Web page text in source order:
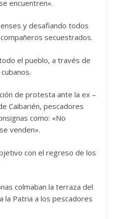
encuentren».
y desafiando todos
secuestrados.
el pueblo, a través de
de protesta ante la ex –
Caibarién, pescadores
como: «No
venden».
con el regreso de los
colmaban la terraza del
la Patria a los pescadores